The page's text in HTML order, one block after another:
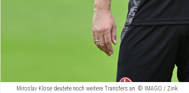
Miroslav Klose deutete noch weitere Transfers an. © IMAGO / Zink